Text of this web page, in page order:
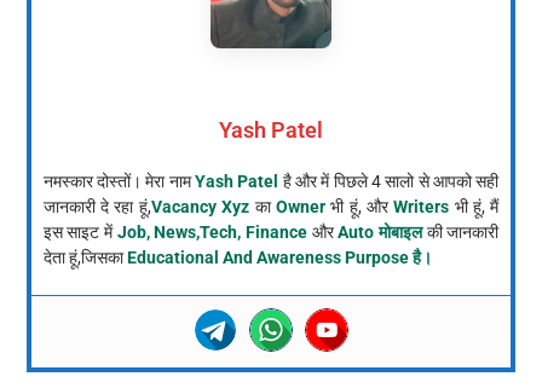
Yash Patel
नमस्कार दोस्तों। मेरा नामYash Patel है और में पिछले 4 सालो से आपको सही
जानकारी दे रहा हूं,Vacancy Xyz काOwnerभी हूं, औरWriters भी हूं, मैं
इस साइट मेंJob, News,Tech, Finance औरAuto मोबाइलकी जानकारी
देता हूं,जिसकाEducational And Awareness Purpose है।